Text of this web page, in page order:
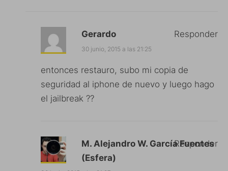
Gerardo
30 junio, 2015 a las 21:25
entonces restauro, subo mi copia de
seguridad al iphone de nuevo y luego hago
el jailbreak ??
Responder
M. Alejandro W. García Fuentes
(Esfera)
Responder